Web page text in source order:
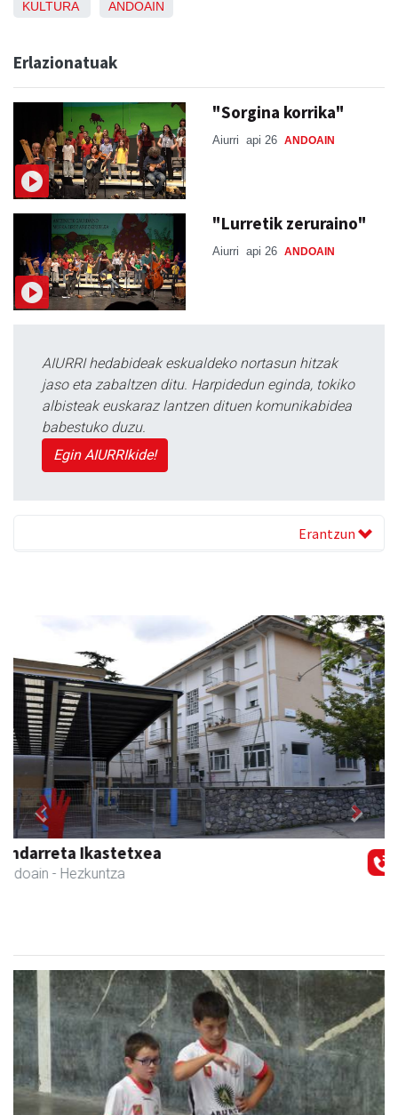
KULTURA ANDOAIN
Erlazionatuak
"Sorgina korrika"
Aiurri api 26 ANDOAIN
"Lurretik zeruraino"
Aiurri api 26 ANDOAIN
AIURRI hedabideak eskualdeko nortasun hitzak
jaso eta zabaltzen ditu. Harpidedun eginda, tokiko
albisteak euskaraz lantzen dituen komunikabidea
babestuko duzu.
Egin AIURRIkide!
Erantzun
Ondarreta taberna
Andoain - Tabernak
Previous Next